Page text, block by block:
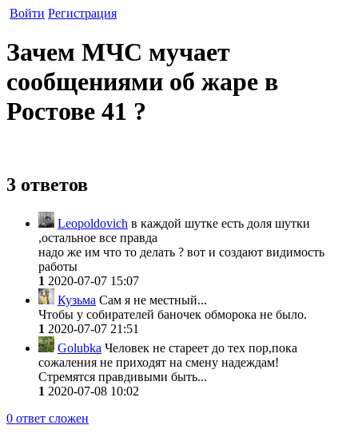
Войти Регистрация
Зачем МЧС мучает
сообщениями об жаре в
Ростове 41 ?
3 ответов
Leopoldovich в каждой шутке есть доля шутки
,остальное все правда
надо же им что то делать ? вот и создают видимость
работы
1 2020-07-07 15:07
Кузьма Сам я не местный...
Чтобы у собирателей баночек обморока не было.
1 2020-07-07 21:51
Golubka Человек не стареет до тех пор,пока
сожаления не приходят на смену надеждам!
Стремятся правдивыми быть...
1 2020-07-08 10:02
0 ответ сложен